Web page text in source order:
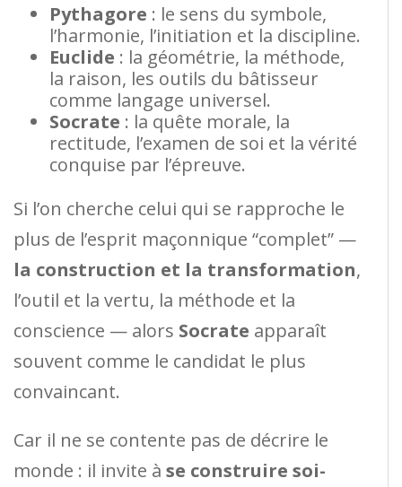
Pythagore : le sens du symbole,
l’harmonie, l’initiation et la discipline.
Euclide : la géométrie, la méthode,
la raison, les outils du bâtisseur
comme langage universel.
Socrate : la quête morale, la
rectitude, l’examen de soi et la vérité
conquise par l’épreuve.
Si l’on cherche celui qui se rapproche le
plus de l’esprit maçonnique “complet” —
la construction et la transformation,
l’outil et la vertu, la méthode et la
conscience — alors Socrate apparaît
souvent comme le candidat le plus
convaincant.
Car il ne se contente pas de décrire le
monde : il invite à se construire soi-